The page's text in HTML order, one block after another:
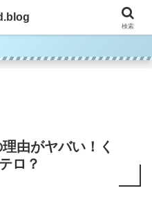
由がヤバい！く
ロ？
検索